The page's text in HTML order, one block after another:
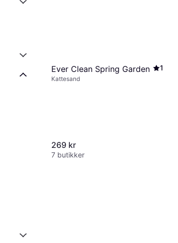
Ever Clean Spring Garden 1
Kattesand
269 kr
7 butikker